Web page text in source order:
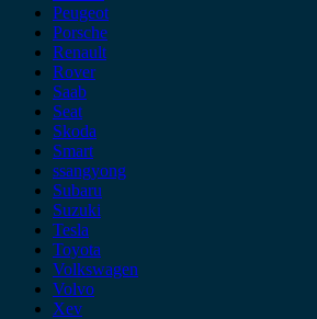
Peugeot
Porsche
Renault
Rover
Saab
Seat
Skoda
Smart
ssangyong
Subaru
Suzuki
Tesla
Toyota
Volkswagen
Volvo
Xev